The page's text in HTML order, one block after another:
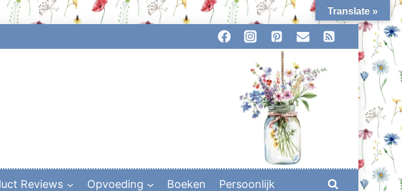
Reviews Opvoeding Boeken Persoonlijk
Translate »